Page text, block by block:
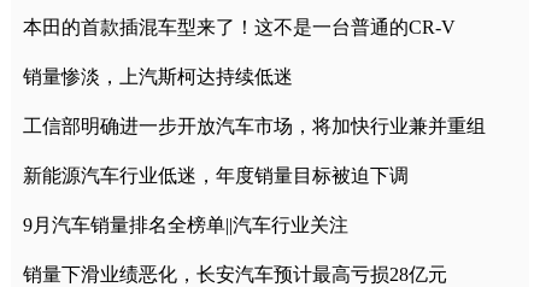
本田的首款插混车型来了！这不是一台普通的CR-V
销量惨淡，上汽斯柯达持续低迷
工信部明确进一步开放汽车市场，将加快行业兼并重组
新能源汽车行业低迷，年度销量目标被迫下调
9月汽车销量排名全榜单||汽车行业关注
销量下滑业绩恶化，长安汽车预计最高亏损28亿元